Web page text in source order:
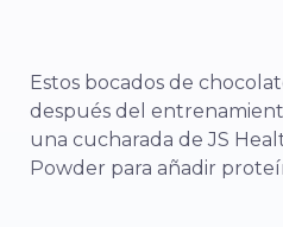
Estos bocados de
después del
una cucharada de JS
Powder para añadir